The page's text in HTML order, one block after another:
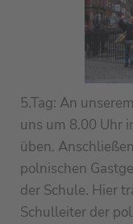
5.Tag: An
uns um 8.00 Uhr
üben.
polnischen
der Schule. Hier
Schulleiter der